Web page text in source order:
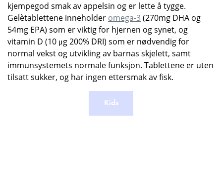
kjempegod smak av appelsin og er lette å tygge.
Gelètablettene inneholder omega-3(270mg DHA og
54mg EPA) som er viktig for hjernen og synet, og
vitamin D (10 μg 200% DRI) som er nødvendig for
normal vekst og utvikling av barnas skjelett, samt
immunsystemets normale funksjon. Tablettene er uten
tilsatt sukker, og har ingen ettersmak av fisk.
Kids